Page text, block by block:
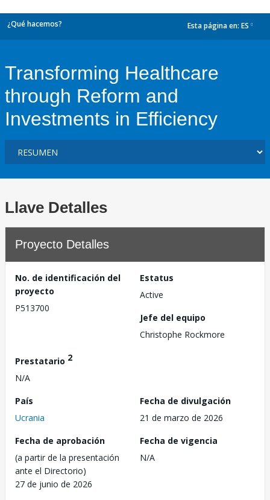
¿Qué hacemos? Esta página en: ES
Transforming Healthcare
through Reform and
Investments in Efficiency
Llave Detalles
Proyecto Detalles
No. de identificación del
proyecto
P513700
Estatus
Active
Jefe del equipo
Christophe Rockmore
Prestatario 2
N/A
País
Ucrania
Fecha de divulgación
21 de marzo de 2026
Fecha de aprobación
(a partir de la presentación
ante el Directorio)
27 de junio de 2026
Fecha de vigencia
N/A